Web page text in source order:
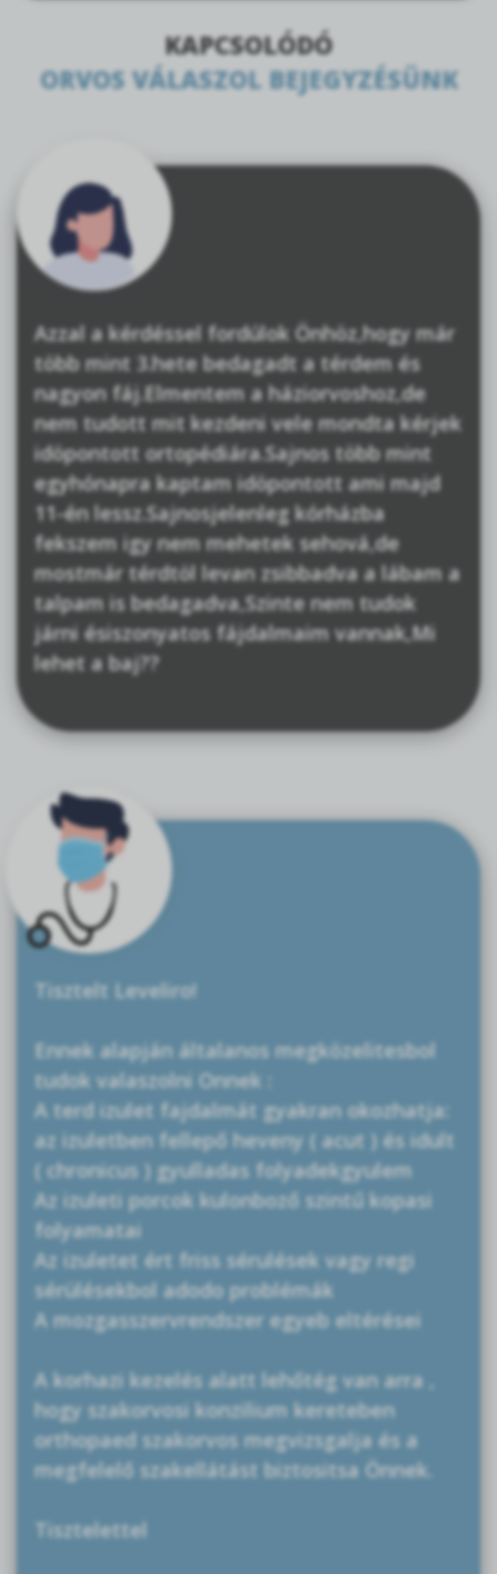
KAPCSOLÓDÓ
ORVOS VÁLASZOL BEJEGYZÉSÜNK
Azzal a kérdéssel fordúlok Önhöz,hogy már
több mint 3.hete bedagadt a térdem és
nagyon fáj.Elmentem a háziorvoshoz,de
nem tudott mit kezdeni vele mondta kérjek
idöpontott ortopédiára.Sajnos több mint
egyhónapra kaptam idöpontott ami majd
11-én lessz.Sajnosjelenleg kórházba
fekszem igy nem mehetek sehová,de
mostmár térdtöl levan zsibbadva a lábam a
talpam is bedagadva,Szinte nem tudok
járni ésiszonyatos fájdalmaim vannak,Mi
lehet a baj??
Tisztelt Leveliro!
Ennek alapján általanos megközelitesbol
tudok valaszolni Onnek :
A terd izulet fajdalmát gyakran okozhatja:
az izuletben fellepő heveny ( acut ) és idult
( chronicus ) gyulladas folyadekgyulem
Az izuleti porcok kulonboző szintű kopasi
folyamatai
Az izuletet ért friss sérulések vagy regi
sérülésekbol adodo problémák
A mozgasszervrendszer egyeb eltérései
A korhazi kezelés alatt lehőtég van arra ,
hogy szakorvosi konzilium kereteben
orthopaed szakorvos megvizsgalja és a
megfelelő szakellátást biztositsa Önnek.
Tisztelettel